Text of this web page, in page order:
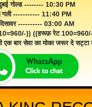
गोल्ड -------- 10:30 PM
गली ----------- 11:40 PM
---------- 03:00 AM
)) ((हरूफ़ रेट
बार सेवा का मोका जरूर दे सट्टा